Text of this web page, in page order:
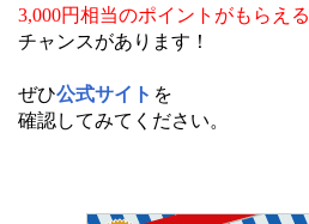
3,000円相当のポイントがもらえる
チャンスがあります！
ぜひ公式サイト を
確認してみてください。